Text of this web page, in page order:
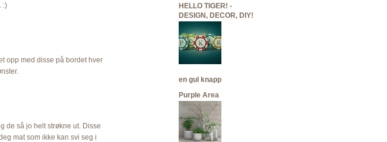
:)
opp med disse på bordet hver
de så jo helt strøkne ut. Disse
mat som ikke kan svi seg i
HELLO TIGER! -
DESIGN, DECOR, DIY!
en gul knapp
Purple Area